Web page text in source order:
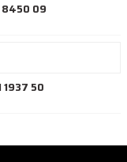
8450 09
1937 50